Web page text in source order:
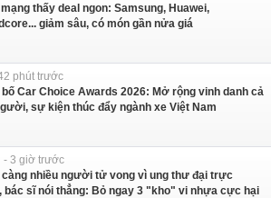
thấy deal ngon: Samsung, Huawei,
giảm sâu, có món gần nửa giá
phút trước
bố Car Choice Awards 2026: Mở rộng vinh danh cả
sự kiện thúc đẩy ngành xe Việt Nam
- 3 giờ trước
càng nhiều người tử vong vì ung thư đại trực
bác sĩ nói thẳng: Bỏ ngay 3 "kho" vi nhựa cực hại